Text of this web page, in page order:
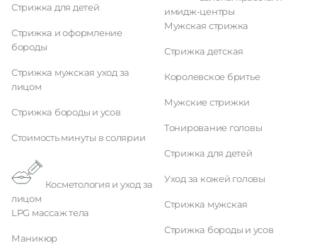
Стрижка для детей
Стрижка и оформление
бороды
Стрижка мужская уход за
лицом
Стрижка бороды и усов
Стоимость минуты в солярии
лицом
LPG массаж тела
Маникюр
имидж-центры
Мужская стрижка
Стрижка детская
Королевское бритье
Мужские стрижки
Тонирование головы
Стрижка для детей
Уход за кожей головы
Стрижка мужская
Стрижка бороды и усов